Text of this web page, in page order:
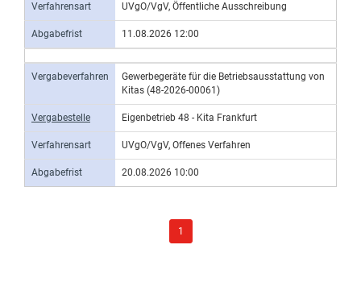
Verfahrensart UVgO/VgV, Öffentliche Ausschreibung
Abgabefrist 11.08.2026 12:00
Vergabeverfahren
Gewerbegeräte für die Betriebsausstattung von
Kitas (48-2026-00061)
Vergabestelle Eigenbetrieb 48 - Kita Frankfurt
Verfahrensart UVgO/VgV, Offenes Verfahren
Abgabefrist 20.08.2026 10:00
1